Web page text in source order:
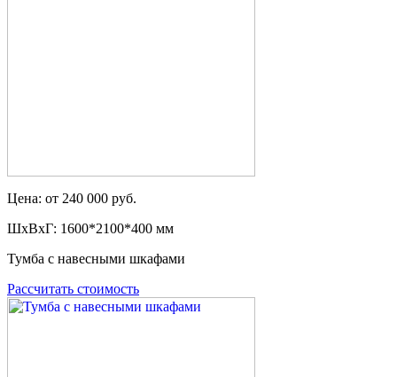
Цена: от 240 000 руб.
ШxВxГ: 1600*2100*400 мм
Тумба с навесными шкафами
Рассчитать стоимость